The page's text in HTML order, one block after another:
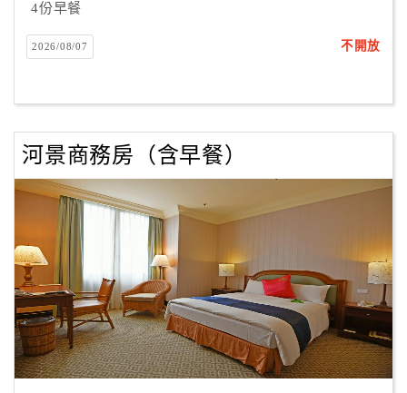
4份早餐
2026/08/07 不開放
河景商務房（含早餐）